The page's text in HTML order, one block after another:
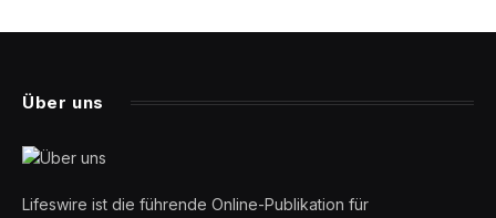
Über uns
Lifeswire ist die führende Online-Publikation für